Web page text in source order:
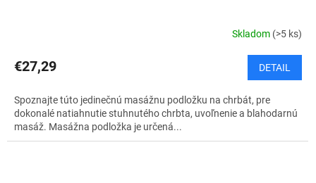
Skladom (>5 ks)
€27,29 DETAIL
Spoznajte túto jedinečnú masážnu podložku na chrbát, pre
dokonalé natiahnutie stuhnutého chrbta, uvoľnenie a blahodarnú
masáž. Masážna podložka je určená...